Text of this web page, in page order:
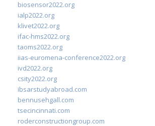
biosensor2022.org
ialp2022.org
klivet2022.org
ifac-hms2022.org
taoms2022.org
iias-euromena-conference2022.org
ivd2022.org
csity2022.org
ibsarstudyabroad.com
bennusehgall.com
tsecincinnati.com
roderconstructiongroup.com